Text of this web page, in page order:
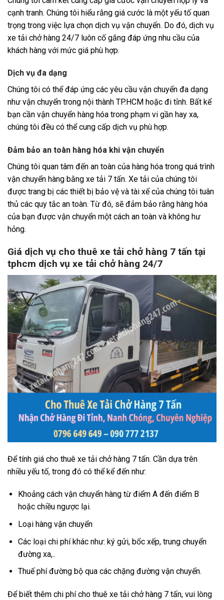
cạnh tranh. Chúng tôi hiểu rằng giá cước là một yếu tố quan
trọng trong việc lựa chọn dịch vụ vận chuyển. Do đó, dịch vụ
xe tải chở hàng 24/7 luôn cố gắng đáp ứng nhu cầu của
khách hàng với mức giá phù hợp.
Dịch vụ đa dạng
Chúng tôi có thể đáp ứng các yêu cầu vận chuyển đa dạng
như vận chuyển trong nội thành TP.HCM hoặc đi tỉnh. Bất kể
bạn cần vận chuyển hàng hóa trong phạm vi gần hay xa,
chúng tôi đều có thể cung cấp dịch vụ phù hợp.
Đảm bảo an toàn hàng hóa khi vận chuyển
Chúng tôi quan tâm đến an toàn của hàng hóa trong quá trình
vận chuyển hàng bằng xe tải 7 tấn. Xe tải của chúng tôi
được trang bị các thiết bị bảo vệ và tài xế của chúng tôi tuân
thủ các quy tắc an toàn. Từ đó, sẽ đảm bảo rằng hàng hóa
của bạn được vận chuyển một cách an toàn và không hư
hỏng.
Giá dịch vụ cho thuê xe tải chở hàng 7 tấn tại
tphcm dịch vụ xe tải chở hàng 24/7
Để tính giá cho thuê xe tải chở hàng 7 tấn. Cần dựa trên
nhiều yếu tố, trong đó có thể kể đến như:
Khoảng cách vận chuyển hàng từ điểm A đến điểm B
hoặc chiều ngược lại.
Loại hàng vận chuyển
Các loại chi phí khác như: ký gửi, bốc xếp, trung chuyển
đường xa,..
Thuế phí đường bộ qua các chặng đường vận chuyển.
Để biết thêm chi phí cho thuê xe tải chở hàng 7 tấn, vui lòng